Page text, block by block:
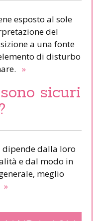
esposto al sole
del
a una fonte
di disturbo
»
sicuri
dipende dalla loro
e dal modo in
meglio
»